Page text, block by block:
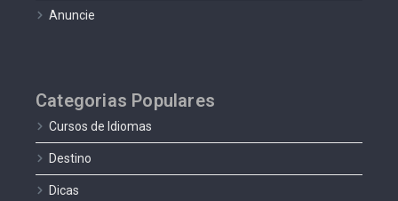
Anuncie
Categorias Populares
Cursos de Idiomas
Destino
Dicas